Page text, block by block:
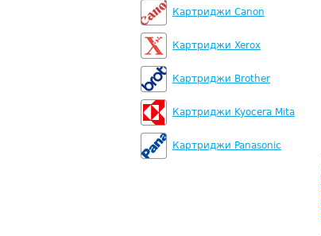
Картриджи Canon
Картриджи Xerox
Картриджи Brother
Картриджи Kyocera Mita
Картриджи Panasonic